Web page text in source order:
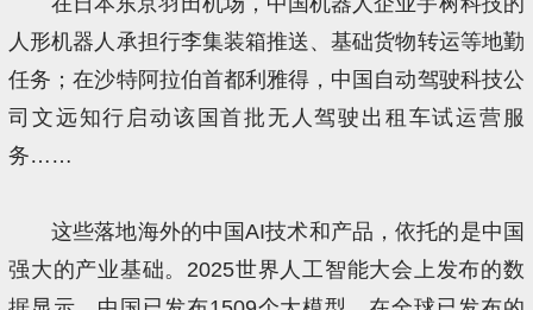
人形机器人承担行李集装箱推送、基础货物转运等地勤
任务；在沙特阿拉伯首都利雅得，中国自动驾驶科技公
司文远知行启动该国首批无人驾驶出租车试运营服
务……
这些落地海外的中国AI技术和产品，依托的是中国
强大的产业基础。2025世界人工智能大会上发布的数